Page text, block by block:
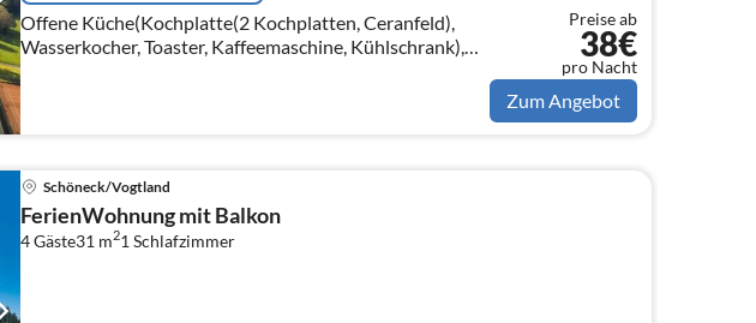
Offene Küche(Kochplatte(2 Kochplatten, Ceranfeld),
Wasserkocher, Toaster, Kaffeemaschine, Kühlschrank),
Wohn/Esszimmer(Doppelschlafcouch, TV(Flatscreen,
Satellit)
Preise ab
38€
pro Nacht
Zum Angebot
Schöneck/Vogtland
FerienWohnung mit Balkon
4 Gäste31 m21 Schlafzimmer